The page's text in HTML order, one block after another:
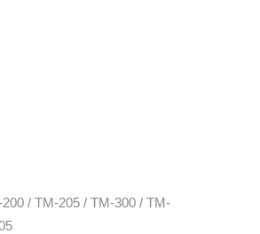
/ TM-205 / TM-300 / TM-